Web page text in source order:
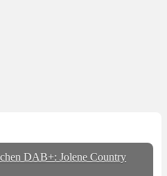
DAB+: Jolene Country